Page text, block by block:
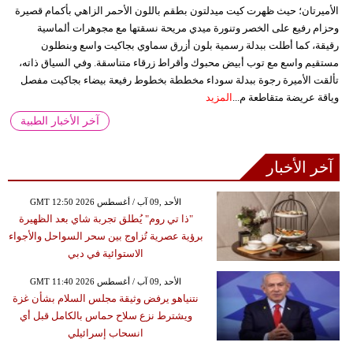
الأميرتان؛ حيث ظهرت كيت ميدلتون بطقم باللون الأحمر الزاهي بأكمام قصيرة
وحزام رفيع على الخصر وتنورة ميدي مريحة نسقتها مع مجوهرات ألماسية
رقيقة، كما أطلت ببدلة رسمية بلون أزرق سماوي بجاكيت واسع وبنطلون
مستقيم واسع مع توب أبيض محبوك وأقراط زرقاء متناسقة. وفي السياق ذاته،
تألقت الأميرة رجوة ببدلة سوداء مخططة بخطوط رفيعة بيضاء بجاكيت مفصل
وياقة عريضة متقاطعة م...
المزيد
آخر الأخبار الطبية
آخر الأخبار
GMT 12:50 2026 الأحد ,09 آب / أغسطس
"ذا تي روم" يُطلق تجربة شاي بعد الظهيرة
برؤية عصرية تُزاوج بين سحر السواحل والأجواء
الاستوائية في دبي
GMT 11:40 2026 الأحد ,09 آب / أغسطس
نتنياهو يرفض وثيقة مجلس السلام بشأن غزة
ويشترط نزع سلاح حماس بالكامل قبل أي
انسحاب إسرائيلي